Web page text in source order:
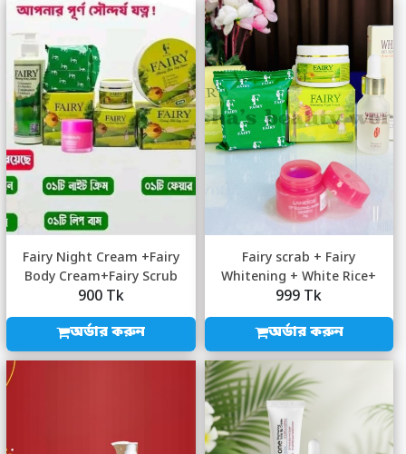
Fairy Night Cream +Fairy
Body Cream+Fairy Scrub
Soap +Laneig...
900 Tk
অর্ডার করুন
Fairy scrab + Fairy
Whitening + White Rice+
Laneige Lip Mask
999 Tk
অর্ডার করুন